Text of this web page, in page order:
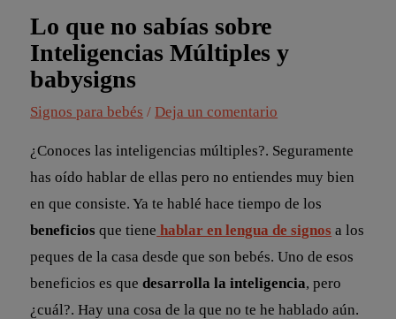
Lo que no sabías sobre
Inteligencias Múltiples y
babysigns
Signos para bebés /Deja un comentario
¿Conoces las inteligencias múltiples?. Seguramente
has oído hablar de ellas pero no entiendes muy bien
en que consiste. Ya te hablé hace tiempo de los
beneficiosque tiene hablar en lengua de signos a los
peques de la casa desde que son bebés. Uno de esos
beneficios es quedesarrolla la inteligencia, pero
¿cuál?. Hay una cosa de la que no te he hablado aún.